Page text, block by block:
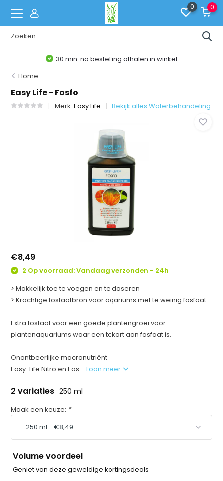
0 0
30 min. na bestelling afhalen in winkel
Home
Easy Life - Fosfo
Merk:Easy Life Bekijk alles Waterbehandeling
€8,49
2 Op voorraad: Vandaag verzonden - 24h
> Makkelijk toe te voegen en te doseren
> Krachtige fosfaafbron voor aqariums met te weinig fosfaat
Extra fosfaat voor een goede plantengroei voor
plantenaquariums waar een tekort aan fosfaat is.
Onontbeerlijke macronutriënt
Easy-Life Nitro en Eas...Toon meer
2 variaties 250 ml
Maak een keuze: *
Volume voordeel
Geniet van deze geweldige kortingsdeals